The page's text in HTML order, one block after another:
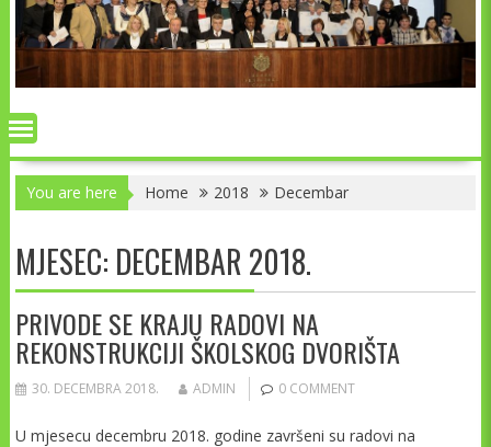
You are here Home 2018 Decembar
MJESEC: DECEMBAR 2018.
PRIVODE SE KRAJU RADOVI NA
REKONSTRUKCIJI ŠKOLSKOG DVORIŠTA
30. DECEMBRA 2018. ADMIN 0 COMMENT
U mjesecu decembru 2018. godine završeni su radovi na